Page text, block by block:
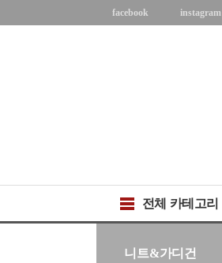
facebook instagram
전체 카테고리
니트&가디건